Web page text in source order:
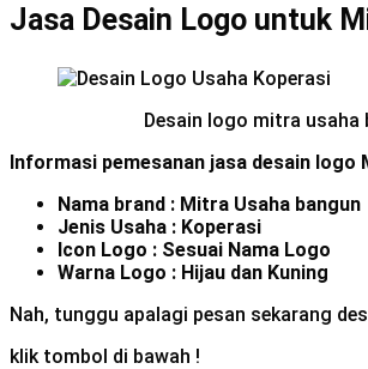
Jasa Desain Logo untuk
Desain logo mitra usaha
Informasi pemesanan jasa desain logo
Nama brand : Mitra Usaha bangun
Jenis Usaha : Koperasi
Icon Logo : Sesuai Nama Logo
Warna Logo : Hijau dan Kuning
Nah, tunggu apalagi pesan sekarang
klik tombol di bawah !